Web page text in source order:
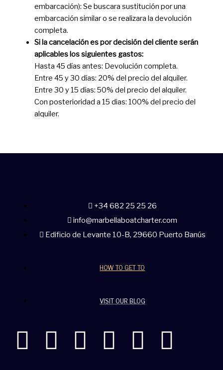
embarcación): Se buscara sustitución por una
embarcación similar o se realizara la devolución
completa.
Si la cancelación es por decisión del cliente serán
aplicables los siguientes gastos:
Hasta 45 días antes: Devolución completa.
Entre 45 y 30 días: 20% del precio del alquiler.
Entre 30 y 15 días: 50% del precio del alquiler.
Con posterioridad a 15 dias: 100% del precio del
alquiler.
+34 682 25 25 26
info@marbellaboatcharter.com
Edificio de Levante 10-B, 29660 Puerto Banús
HOW TO GET TO
VISIT OUR BLOG
WF
I
T
Y
T